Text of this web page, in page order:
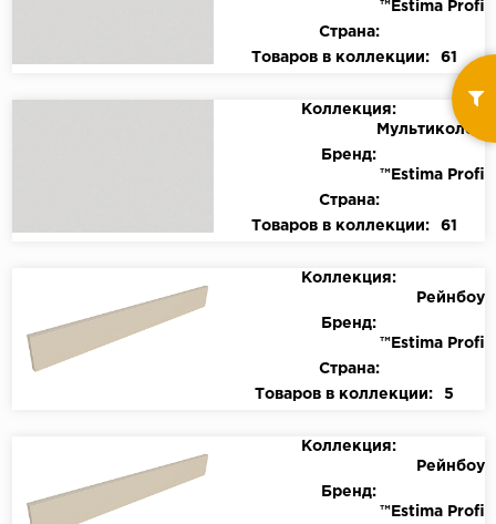
™Estima Profi
Страна:
Товаров в коллекции:
61
Коллекция:
Мультиколор
Бренд:
™Estima Profi
Страна:
Товаров в коллекции:
61
Коллекция:
Рейнбоу
Бренд:
™Estima Profi
Страна:
Товаров в коллекции:
5
Коллекция:
Рейнбоу
Бренд:
™Estima Profi